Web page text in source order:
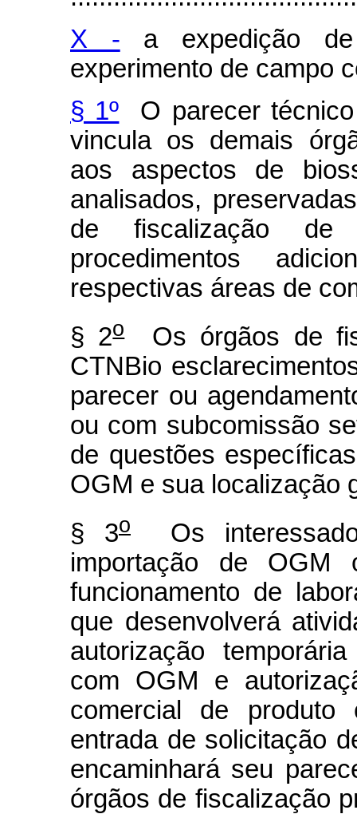
X - a expedição de
experimento de campo
§ 1º O parecer
vincula os demais
aos aspectos de
analisados,
de fiscalização de
procedimentos
respectivas áreas de
§ 2oOs órgãos de
CTNBio
parecer ou
ou com subcomissão
de questões
OGM e sua localização
§ 3o
Os
importação de OGM
funcionamento de
que desenvolverá
autorização
com OGM e
comercial de produto
entrada de solicitação
encaminhará seu
órgãos de fiscalização